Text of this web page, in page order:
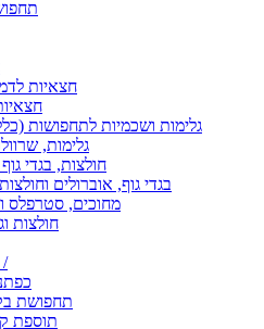
חצאיות
גלימות ושכמיות לתחפושות
גלימות,
חולצות, בגדי
בגדי גוף, אוברולים
מחוכים, סטרפלס
חולצות
מכנסיים לתחפושות /
תחפושת
תוספת